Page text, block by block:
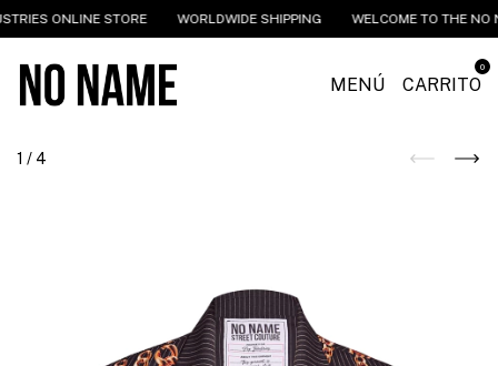
ONLINE STORE WORLDWIDE SHIPPING WELCOME TO THE NO
MENÚ CARRITO
0
1 / 4